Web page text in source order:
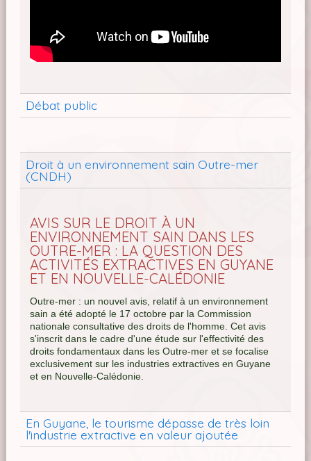
Débat public
Droit à un environnement sain Outre-mer
(CNDH)
AVIS SUR LE DROIT À UN
ENVIRONNEMENT SAIN DANS LES
OUTRE-MER : LA QUESTION DES
ACTIVITÉS EXTRACTIVES EN GUYANE
ET EN NOUVELLE-CALÉDONIE
Outre-mer : un nouvel avis, relatif à un environnement
sain a été adopté le 17 octobre par la Commission
nationale consultative des droits de l'homme. Cet avis
s'inscrit dans le cadre d'une étude sur l'effectivité des
droits fondamentaux dans les Outre-mer et se focalise
exclusivement sur les industries extractives en Guyane
et en Nouvelle-Calédonie.
En Guyane, le tourisme dépasse de très loin
l'industrie extractive en valeur ajoutée